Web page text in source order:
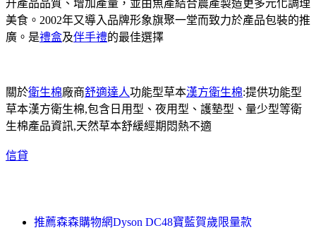
升產品品質、增加產量，並由魚產結合農產製造更多元化調理
美食。2002年又導入品牌形象旗聚一堂而致力於產品包裝的推
廣。是禮盒及伴手禮的最佳選擇
關於衛生棉廠商舒適達人功能型草本漢方衛生棉:提供功能型
草本漢方衛生棉,包含日用型、夜用型、護墊型、量少型等衛
生棉產品資訊,天然草本舒緩經期悶熱不適
信貸
推薦森森購物網Dyson DC48寶藍賀歲限量款